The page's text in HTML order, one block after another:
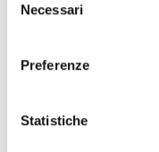
delNecessari
Preferenze
Statistiche